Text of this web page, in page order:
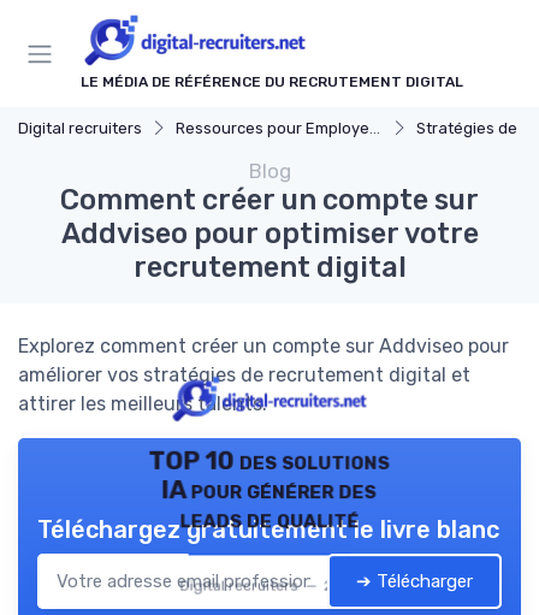
LE MÉDIA DE RÉFÉRENCE DU RECRUTEMENT DIGITAL
Digital recruiters Ressources pour Employeurs Stratégies de
Blog
Comment créer un compte sur
Addviseo pour optimiser votre
recrutement digital
Explorez comment créer un compte sur Addviseo pour
améliorer vos stratégies de recrutement digital et
attirer les meilleurs talents.
TOP 10 des solutions
IA pour générer des
leads de qualité
Digital recruiters — 2026
Téléchargez gratuitement le livre blanc
➔ Télécharger
Panneau de gestion des cookies